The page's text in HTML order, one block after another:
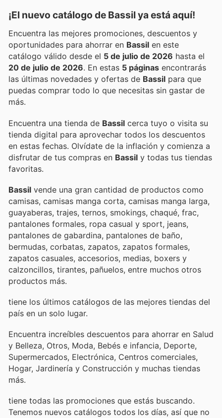
¡El nuevo catálogo de Bassil ya está aquí!
Encuentra las mejores promociones, descuentos y
oportunidades para ahorrar en Bassil en este
catálogo válido desde el 5 de julio de 2026 hasta el
20 de julio de 2026 . En estas 5 páginas encontrarás
las últimas novedades y ofertas de Bassil para que
puedas comprar todo lo que necesitas sin gastar de
más.
Encuentra una tienda de Bassil cerca tuyo o visita su
tienda digital para aprovechar todos los descuentos
en estas fechas. Olvídate de la inflación y comienza a
disfrutar de tus compras en Bassil y todas tus tiendas
favoritas.
Bassil vende una gran cantidad de productos como
camisas, camisas manga corta, camisas manga larga,
guayaberas, trajes, ternos, smokings, chaqué, frac,
pantalones formales, ropa casual y sport, jeans,
pantalones de gabardina, pantalones de baño,
bermudas, corbatas, zapatos, zapatos formales,
zapatos casuales, accesorios, medias, boxers y
calzoncillos, tirantes, pañuelos, entre muchos otros
productos más.
tiene los últimos catálogos de las mejores tiendas del
país en un solo lugar.
Encuentra increíbles descuentos para ahorrar en Salud
y Belleza, Otros, Moda, Bebés e infancia, Deporte,
Supermercados, Electrónica, Centros comerciales,
Hogar, Jardinería y Construcción y muchas tiendas
más.
tiene todas las promociones que estás buscando.
Tenemos nuevos catálogos todos los días, así que no